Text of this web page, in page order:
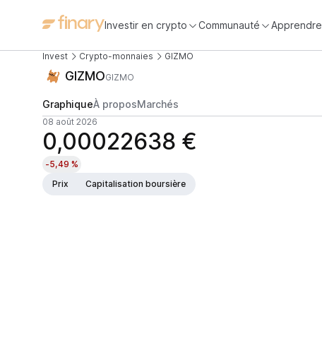
Investir en crypto Communauté Apprendre
Invest Crypto-monnaies GIZMO
GIZMOGIZMO
GraphiqueÀ proposMarchés
08 août 2026
0,00022638 €
-5,49 %
Prix
Capitalisation boursière